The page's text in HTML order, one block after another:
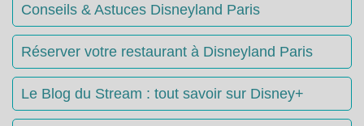
Conseils & Astuces Disneyland Paris
Réserver votre restaurant à Disneyland Paris
Le Blog du Stream : tout savoir sur Disney+